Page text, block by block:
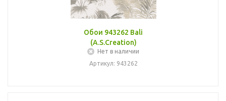
Обои 943262 Bali
(A.S.Creation)
Нет в наличии
Артикул: 943262